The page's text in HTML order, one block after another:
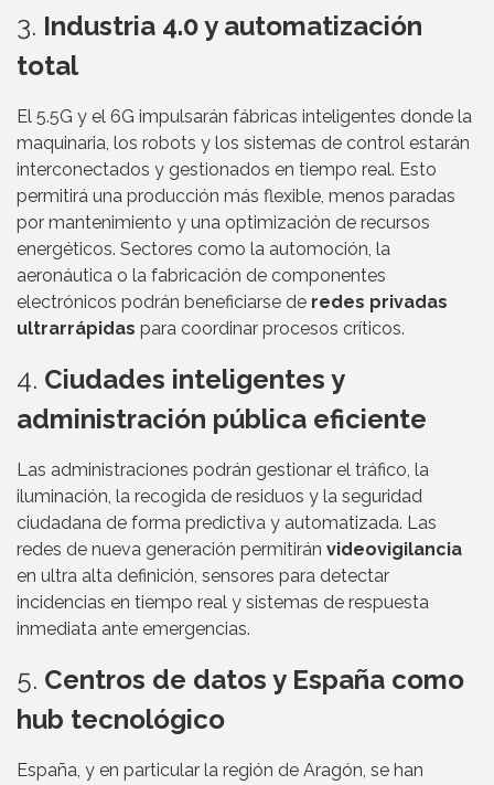
3. Industria 4.0 y automatización
total
El 5.5G y el 6G impulsarán fábricas inteligentes donde la
maquinaria, los robots y los sistemas de control estarán
interconectados y gestionados en tiempo real. Esto
permitirá una producción más flexible, menos paradas
por mantenimiento y una optimización de recursos
energéticos. Sectores como la automoción, la
aeronáutica o la fabricación de componentes
electrónicos podrán beneficiarse de redes privadas
ultrarrápidas para coordinar procesos críticos.
4. Ciudades inteligentes y
administración pública eficiente
Las administraciones podrán gestionar el tráfico, la
iluminación, la recogida de residuos y la seguridad
ciudadana de forma predictiva y automatizada. Las
redes de nueva generación permitirán videovigilancia
en ultra alta definición, sensores para detectar
incidencias en tiempo real y sistemas de respuesta
inmediata ante emergencias.
5. Centros de datos y España como
hub tecnológico
España, y en particular la región de Aragón, se han